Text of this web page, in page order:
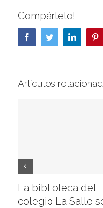
Compártelo!
FacebookTwitterLinkedIn
Artículos
La biblioteca del
colegio La Salle